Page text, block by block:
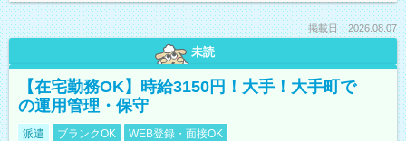
掲載日：2026.08.07
未読
【在宅勤務OK】時給3150円！大手！大手町で
の運用管理・保守
派遣 ブランクOK WEB登録・面接OK